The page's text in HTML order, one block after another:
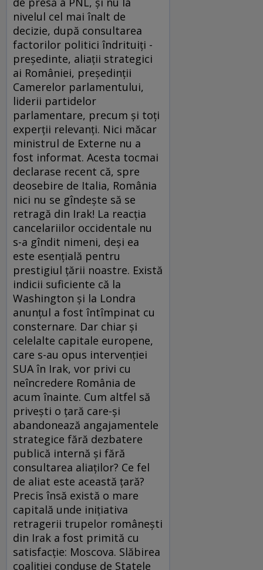
nivelul cel mai înalt de
decizie, după consultarea
factorilor politici îndrituiţi -
preşedinte, aliaţii strategici
ai României, preşedinţii
Camerelor parlamentului,
liderii partidelor
parlamentare, precum şi toţi
experţii relevanţi. Nici măcar
ministrul de Externe nu a
fost informat. Acesta tocmai
declarase recent că, spre
deosebire de Italia, România
nici nu se gîndeşte să se
retragă din Irak! La reacţia
cancelariilor occidentale nu
s-a gîndit nimeni, deşi ea
este esenţială pentru
prestigiul ţării noastre. Există
indicii suficiente că la
Washington şi la Londra
anunţul a fost întîmpinat cu
consternare. Dar chiar şi
celelalte capitale europene,
care s-au opus intervenţiei
SUA în Irak, vor privi cu
neîncredere România de
acum înainte. Cum altfel să
priveşti o ţară care-şi
abandonează angajamentele
strategice fără dezbatere
publică internă şi fără
consultarea aliaţilor? Ce fel
de aliat este această ţară?
Precis însă există o mare
capitală unde iniţiativa
retragerii trupelor româneşti
din Irak a fost primită cu
satisfacţie: Moscova. Slăbirea
coaliţiei conduse de Statele